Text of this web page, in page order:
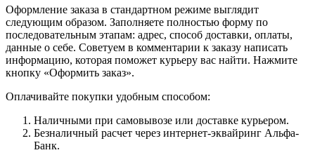
Оформление заказа в стандартном режиме выглядит
следующим образом. Заполняете полностью форму по
последовательным этапам: адрес, способ доставки, оплаты,
данные о себе. Советуем в комментарии к заказу написать
информацию, которая поможет курьеру вас найти. Нажмите
кнопку «Оформить заказ».
Оплачивайте покупки удобным способом:
Наличными при самовывозе или доставке курьером.
Безналичный расчет через интернет-эквайринг Альфа-
Банк.